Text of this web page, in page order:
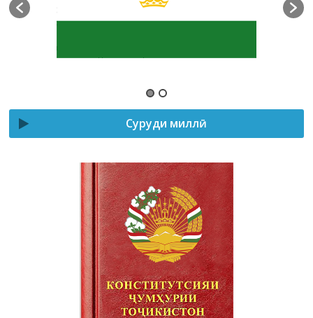
Суруди миллӣ